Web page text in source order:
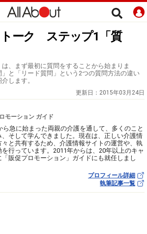
ーク ステップ1「質
は、まず最初に質問をすることから始まりま
と「リード質問」という2つの質問方法の違い
します。
更新日： 2015年03月24日
モーション ガイド
ら急に始まった両親の介護を通して、多くのこと
、そして学んできました。現在は、正しい介護情
々と共有するため、介護情報サイトの運営や、執
行っています。2011年からは、20年以上のキャ
「販促プロモーション」ガイドにも就任しまし
プロフィール詳細
執筆記事一覧